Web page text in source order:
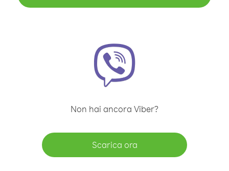
Non hai ancora Viber?
Scarica ora